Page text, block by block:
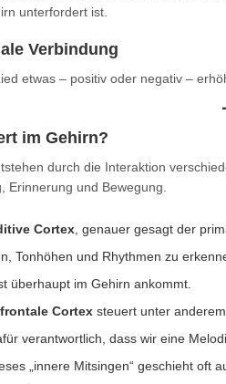
unterfordert ist.
Verbindung
etwas – positiv oder negativ –
im Gehirn?
durch die Interaktion
Erinnerung und Bewegung.
Cortex , genauer gesagt der
Tonhöhen und Rhythmen zu
überhaupt im Gehirn ankommt.
Cortex steuert unter
verantwortlich, dass wir eine
„innere Mitsingen“ geschieht oft